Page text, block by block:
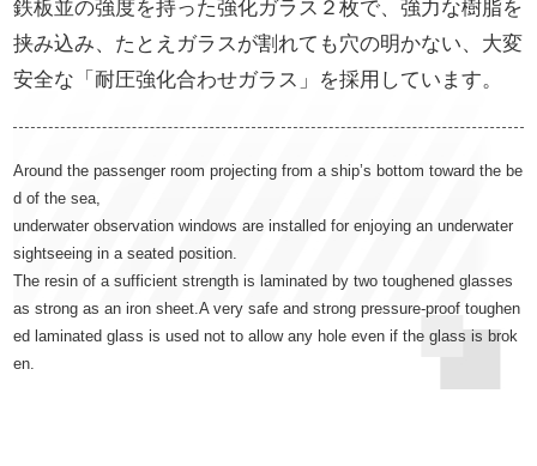
鉄板並の強度を持った強化ガラス２枚で、強力な樹脂を
挟み込み、たとえガラスが割れても穴の明かない、大変
安全な「耐圧強化合わせガラス」を採用しています。
Around the passenger room projecting from a ship’s bottom toward the be
d of the sea,
underwater observation windows are installed for enjoying an underwater
sightseeing in a seated position.
The resin of a sufficient strength is laminated by two toughened glasses
as strong as an iron sheet.A very safe and strong pressure-proof toughen
ed laminated glass is used not to allow any hole even if the glass is brok
en.